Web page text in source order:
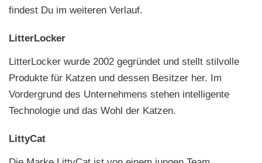
findest Du im weiteren Verlauf.
LitterLocker
LitterLocker wurde 2002 gegründet und stellt stilvolle
Produkte für Katzen und dessen Besitzer her. Im
Vordergrund des Unternehmens stehen intelligente
Technologie und das Wohl der Katzen.
LittyCat